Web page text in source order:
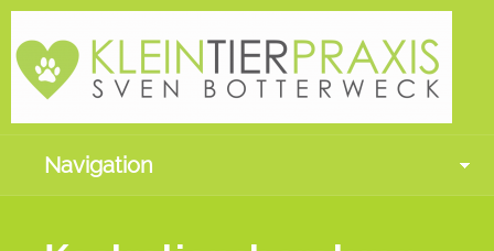
Navigation